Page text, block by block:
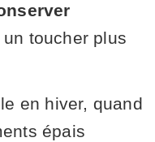
toucher plus
en hiver, quand
épais